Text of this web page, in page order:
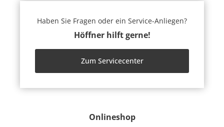
Onlineshop
Haben Sie Fragen oder ein Service-Anliegen?
Höffner hilft gerne!
Zum Servicecenter